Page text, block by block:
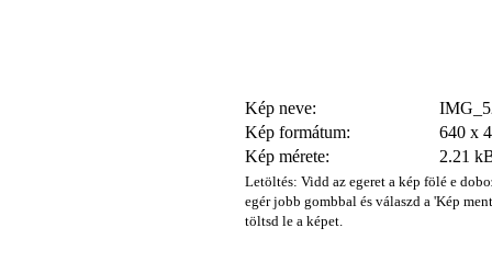
Kép neve:
Kép formátum:
640 x
Kép mérete:
2.21
Letöltés: Vidd az egeret a kép fölé e
egér jobb gombbal és válaszd a 'Kép
töltsd le a képet.